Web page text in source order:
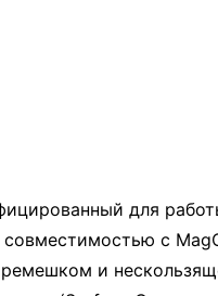
для
с
и